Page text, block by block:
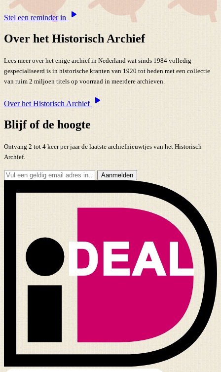
Stel een reminder in
Over het Historisch Archief
Lees meer over het enige archief in Nederland wat sinds 1984 volledig
gespecialiseerd is in historische kranten van 1920 tot heden met een collectie
van ruim 2 miljoen titels op voorraad in meerdere archieven.
Over het Historisch Archief
Blijf of de hoogte
Ontvang 2 tot 4 keer per jaar de laatste archiefnieuwtjes van het Historisch
Archief.
Aanmelden